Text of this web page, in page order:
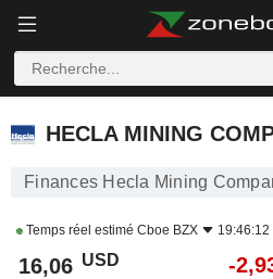
HECLA MINING COMPANY
HECLA MINING
Finances Hecla Mining
Temps réel estimé Cboe BZX
16,06 USD -